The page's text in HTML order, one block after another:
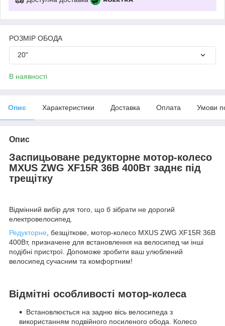
РОЗМІР ОБОДА
20"
В наявності
Опис Характеристики Доставка Оплата Умови
Опис
Заспицьоване редукторне мотор-колесо
MXUS ZWG XF15R 36В 400Вт заднє під
трещітку
Відмінний вибір для того, що б зібрати не дорогий
електровелосипед.
Редукторне, безщіткове, мотор-колесо MXUS ZWG XF15R 36В
400Вт, призначене для встановлення на велосипед чи інші
подібні пристрої. Допоможе зробити ваш улюблений
велосипед сучасним та комфортним!
Відмітні особливості мотор-колеса
Встановлюється на задню вісь велосипеда з
використанням подвійного посиленого обода. Колесо